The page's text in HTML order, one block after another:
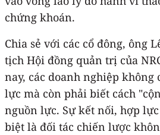
chứng khoán.
Chia sẻ với các cổ đông, ông
tịch Hội đồng quản trị của
nay, các doanh nghiệp không
lực mà còn phải biết cách
nguồn lực. Sự kết nối, hợp
biệt là đối tác chiến lược